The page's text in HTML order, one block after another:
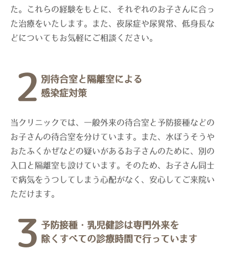
た。これらの経験をもとに、それぞれのお子さんに合っ
た治療をいたします。また、夜尿症や尿異常、低身長な
どについてもお気軽にご相談ください。
2 別待合室と隔離室による
感染症対策
当クリニックでは、一般外来の待合室と予防接種などの
お子さんの待合室を分けています。また、水ぼうそうや
おたふくかぜなどの疑いがあるお子さんのために、別の
入口と隔離室も設けています。そのため、お子さん同士
で病気をうつしてしまう心配がなく、安心してご来院い
ただけます。
3 予防接種・乳児健診は専門外来を
除くすべての診療時間で行っています